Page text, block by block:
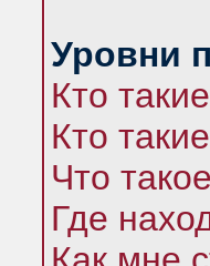
Уровни
Кто
Кто
Что
Где